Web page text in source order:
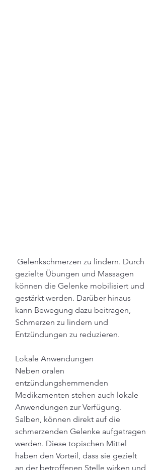
gezielte Übungen und Massagen
können die Gelenke mobilisiert und
gestärkt werden. Darüber hinaus
kann Bewegung dazu beitragen,
Schmerzen zu lindern und
Entzündungen zu reduzieren.
Lokale Anwendungen
Neben oralen
entzündungshemmenden
Medikamenten stehen auch lokale
Anwendungen zur Verfügung.
Salben, können direkt auf die
schmerzenden Gelenke aufgetragen
werden. Diese topischen Mittel
haben den Vorteil, dass sie gezielt
an der betroffenen Stelle wirken und